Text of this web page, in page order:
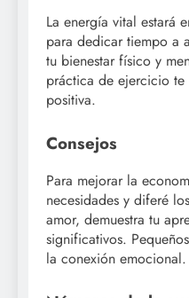
La energía vital estará
para dedicar tiempo a
tu bienestar físico y
práctica de ejercicio
positiva.
Consejos
Para mejorar la
necesidades y diferé
amor, demuestra tu
significativos.
la conexión emocional.